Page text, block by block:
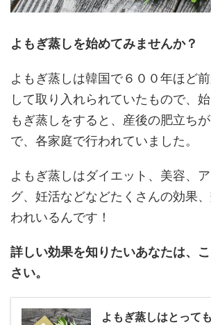
よもぎ蒸しを始めてみませんか？
よもぎ蒸しは韓国で６００年ほど
して取り入れられていたもので、
もぎ蒸しをすると、産後の肥立ち
で、各家庭で行われていました。
よもぎ蒸しはダイエット、美容、
グ、妊活などなどたくさんの効果
われいるんです！
詳しい効果を知りたいあなたは、
さい。
よもぎ蒸しはとって